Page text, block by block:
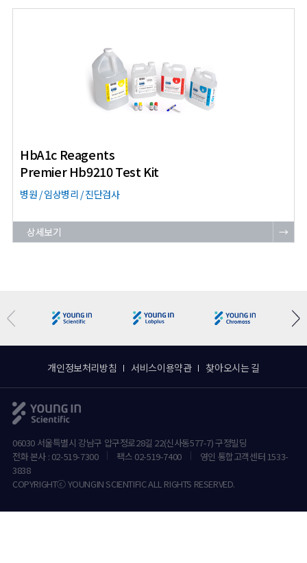
HbA1c Reagents
Premier Hb9210 Test Kit
병원 / 임상병리 / 진단검사
상세보기 →
개인정보처리방침 서비스이용약관 찾아오시는 길
06030 서울특별시 강남구 압구정로28길 22(신사동577-7) 구정빌딩
전화 본사 : 02-519-7300
팩스 02-519-7400
영인 통합고객센터 1533-
3838
COPYRIGHTⓒ YOUNGIN SCIENTIFIC ALL RIGHTS RESERVED.